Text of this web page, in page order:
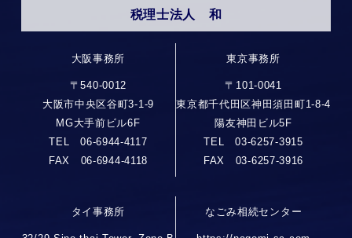
税理士法人 和
大阪事務所
〒540-0012
大阪市中央区谷町3-1-9
MG大手前ビル6F
TEL 06-6944-4117
FAX 06-6944-4118
東京事務所
〒101-0041
東京都千代田区神田須田町1-8-4
陽友神田ビル5F
TEL 03-6257-3915
FAX 03-6257-3916
タイ事務所 なごみ相続センター